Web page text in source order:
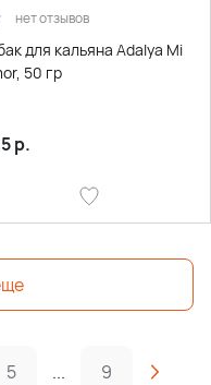
нет отзывов
для кальяна Adalya Mi
50 гр
р.
5 ... 9